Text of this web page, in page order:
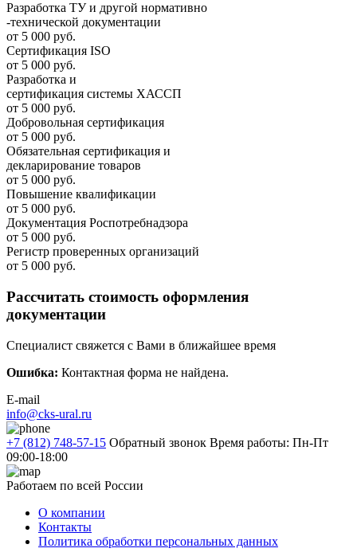
Разработка ТУ и другой нормативно
-технической документации
от 5 000 руб.
Сертификация ISO
от 5 000 руб.
Разработка и
cертификация системы ХАССП
от 5 000 руб.
Добровольная сертификация
от 5 000 руб.
Обязательная сертификация и
декларирование товаров
от 5 000 руб.
Повышение квалификации
от 5 000 руб.
Документация Роспотребнадзора
от 5 000 руб.
Регистр проверенных организаций
от 5 000 руб.
Рассчитать стоимость оформления
документации
Специалист свяжется с Вами в ближайшее время
Ошибка: Контактная форма не найдена.
E-mail
info@cks-ural.ru
+7 (812) 748-57-15 Обратный звонок Время работы: Пн-Пт
09:00-18:00
Работаем по всей России
О компании
Контакты
Политика обработки персональных данных